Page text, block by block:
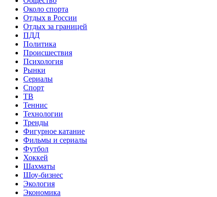
Около спорта
Отдых в России
Отдых за границей
ПДД
Политика
Происшествия
Психология
Рынки
Сериалы
Спорт
ТВ
Теннис
Технологии
Тренды
Фигурное катание
Фильмы и сериалы
Футбол
Хоккей
Шахматы
Шоу-бизнес
Экология
Экономика